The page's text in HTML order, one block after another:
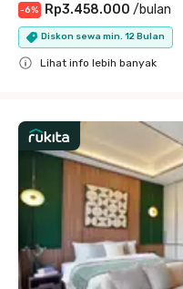
-6% Rp3.458.000 /bulan
Diskon sewa min. 12 Bulan
Lihat info lebih banyak